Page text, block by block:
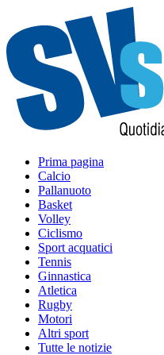
Prima pagina
Calcio
Pallanuoto
Basket
Volley
Ciclismo
Sport acquatici
Tennis
Ginnastica
Atletica
Rugby
Motori
Altri sport
Tutte le notizie